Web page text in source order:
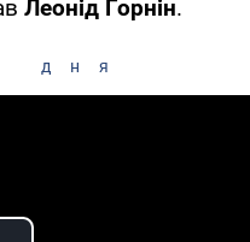
Леонід Горнін.
дня